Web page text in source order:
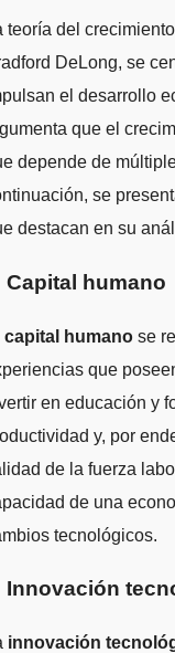
teoría del
DeLong, se
el desarrollo
que el
depende de
se
destacan en su
Capital humano
capital humano se
que
en educación y
y, por
de la fuerza
de una
tecnológicos.
Innovación
innovación